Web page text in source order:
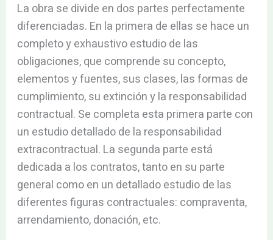
La obra se divide en dos partes perfectamente
diferenciadas. En la primera de ellas se hace un
completo y exhaustivo estudio de las
obligaciones, que comprende su concepto,
elementos y fuentes, sus clases, las formas de
cumplimiento, su extinción y la responsabilidad
contractual. Se completa esta primera parte con
un estudio detallado de la responsabilidad
extracontractual. La segunda parte está
dedicada a los contratos, tanto en su parte
general como en un detallado estudio de las
diferentes figuras contractuales: compraventa,
arrendamiento, donación, etc.